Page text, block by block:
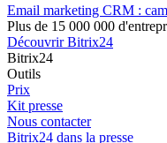
Email marketing CRM :
Plus de 15 000 000
Découvrir Bitrix24
Bitrix24
Outils
Prix
Kit presse
Nous contacter
Bitrix24 dans la presse